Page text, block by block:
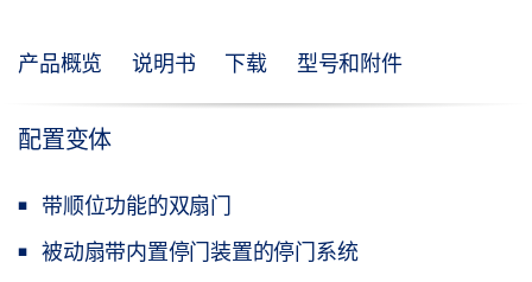
产品概览 说明书 下载 型号和附件
配置变体
带顺位功能的双扇门
被动扇带内置停门装置的停门系统